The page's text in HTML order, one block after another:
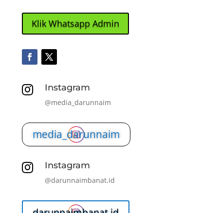
Klik Whatsapp Admin
 Instagram
@media_darunnaim
media_darunnaim
 Instagram
@darunnaimbanat.id